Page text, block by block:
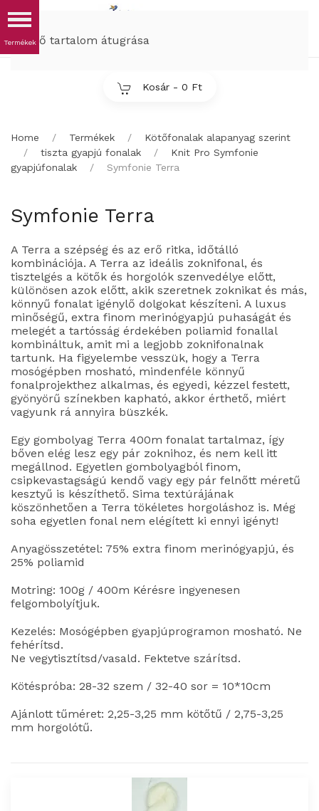
Fő tartalom átugrása
Kosár - 0 Ft
Home Termékek
Kötőfonalak alapanyag szerint
tiszta gyapjú fonalak
Knit Pro Symfonie
gyapjúfonalak
Symfonie Terra
Symfonie Terra
A Terra a szépség és az erő ritka, időtálló
kombinációja. A Terra az ideális zoknifonal, és
tisztelgés a kötők és horgolók szenvedélye előtt,
különösen azok előtt, akik szeretnek zoknikat és más,
könnyű fonalat igénylő dolgokat készíteni. A luxus
minőségű, extra finom merinógyapjú puhaságát és
melegét a tartósság érdekében poliamid fonallal
kombináltuk, amit mi a legjobb zoknifonalnak
tartunk. Ha figyelembe vesszük, hogy a Terra
mosógépben mosható, mindenféle könnyű
fonalprojekthez alkalmas, és egyedi, kézzel festett,
gyönyörű színekben kapható, akkor érthető, miért
vagyunk rá annyira büszkék.
Egy gombolyag Terra 400m fonalat tartalmaz, így
bőven elég lesz egy pár zoknihoz, és nem kell itt
megállnod. Egyetlen gombolyagból finom,
csipkevastagságú kendő vagy egy pár felnőtt méretű
kesztyű is készíthető. Sima textúrájának
köszönhetően a Terra tökéletes horgoláshoz is. Még
soha egyetlen fonal nem elégített ki ennyi igényt!
Anyagösszetétel: 75% extra finom merinógyapjú, és
25% poliamid
Motring: 100g / 400m Kérésre ingyenesen
felgombolyítjuk.
Kezelés: Mosógépben gyapjúprogramon mosható. Ne
fehérítsd.
Ne vegytisztítsd/vasald. Fektetve szárítsd.
Kötéspróba: 28-32 szem / 32-40 sor = 10*10cm
Ajánlott tűméret: 2,25-3,25 mm kötőtű / 2,75-3,25
mm horgolótű.